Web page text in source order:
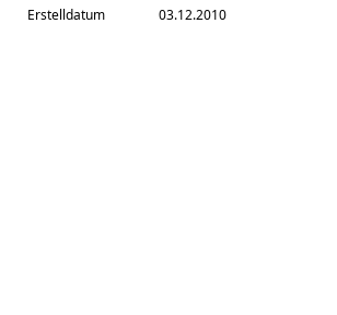
Erstelldatum 03.12.2010